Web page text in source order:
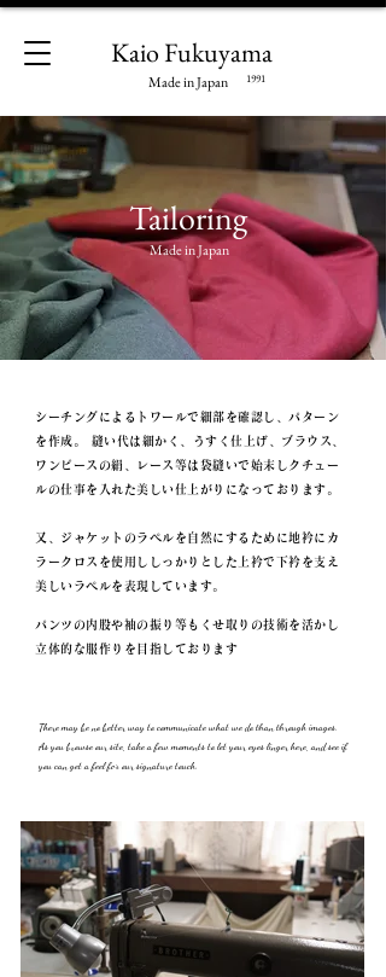
Kaio Fukuyama
Made in Japan 1991
Made in Japan
Tailoring
シーチングによるトワールで細部を確認し、パターン
を作成。 縫い代は細かく、うすく仕上げ、ブラウス、
ワンピースの絹、レース等は袋縫いで始末しクチュー
ルの仕事を入れた 美しい仕上がりになっております。
又、ジャケットのラペルを自然にするために地衿にカ
ラークロスを使用ししっかりとした上衿で下衿を支え
美しいラペルを表現し ています。
パンツの内股や袖の振り等もくせ取りの技術を活かし
立体的な服作りを目指しております
There may be no better way to communicate what we do than through images.
As you browse our site, take a few moments to let your eyes linger here, and see if
you can get a feel for our signature touch.